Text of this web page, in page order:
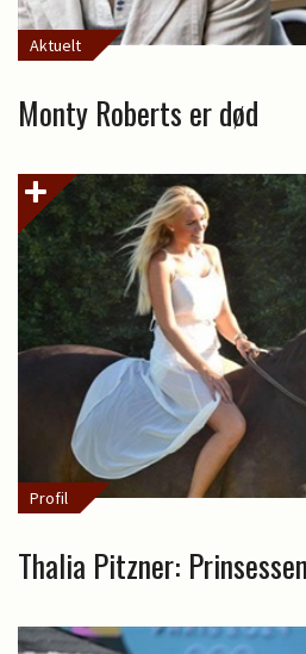
Aktuelt
Monty Roberts er død
Profil
Thalia Pitzner: